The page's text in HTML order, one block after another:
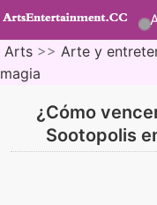
Arts >> Arte y
magia
¿Cómo
Sootopolis